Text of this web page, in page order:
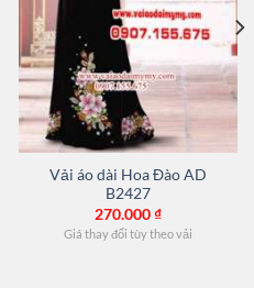
Vải áo dài Hoa Đào AD
B2427
270.000₫
Giá thay đổi tùy theo vải